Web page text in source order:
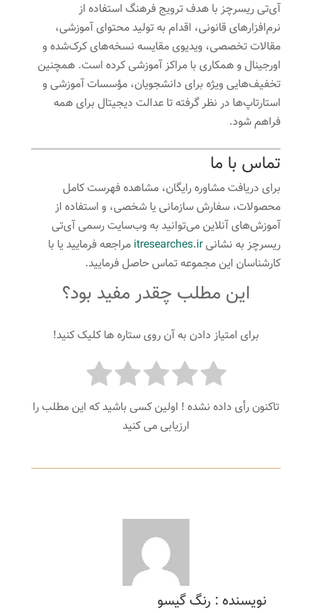
آی‌تی ریسرچز با هدف ترویج فرهنگ استفاده از
نرم‌افزارهای قانونی، اقدام به تولید محتوای آموزشی،
مقالات تخصصی، ویدیوی مقایسه نسخه‌های کرک‌شده و
اورجینال و همکاری با مراکز آموزشی کرده است. همچنین
تخفیف‌هایی ویژه برای دانشجویان، مؤسسات آموزشی و
استارتاپ‌ها در نظر گرفته تا عدالت دیجیتال برای همه
فراهم شود.
تماس با ما
برای دریافت مشاوره رایگان، مشاهده فهرست کامل
محصولات، سفارش سازمانی یا شخصی، و استفاده از
آموزش‌های آنلاین می‌توانید به وب‌سایت رسمی آی‌تی
ریسرچز به نشانیitresearches.ir مراجعه فرمایید یا با
کارشناسان این مجموعه تماس حاصل فرمایید.
این مطلب چقدر مفید بود؟
برای امتیاز دادن به آن روی ستاره ها کلیک کنید!
تاکنون رأی داده نشده ! اولین کسی باشید که این مطلب را
ارزیابی می کنید
نویسنده : رنگ گیسو